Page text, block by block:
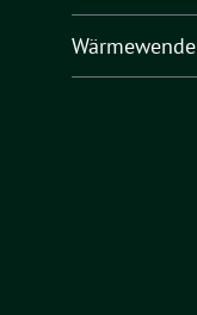
Wärmewende